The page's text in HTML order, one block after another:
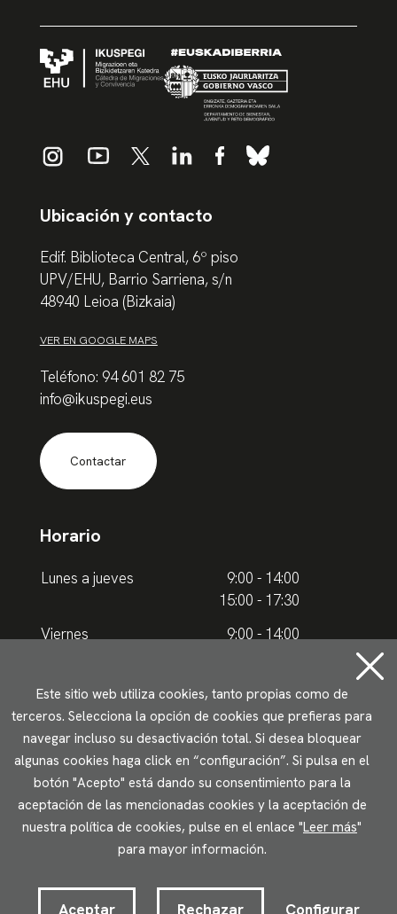
Ubicación y contacto
Edif. Biblioteca Central, 6º piso
UPV/EHU, Barrio Sarriena, s/n
48940 Leioa (Bizkaia)
VER EN GOOGLE MAPS
Teléfono: 94 601 82 75
info@ikuspegi.eus
Contactar
Horario
Lunes a jueves
9:00 - 14:00
15:00 - 17:30
Viernes
9:00 - 14:00
Horario de verano
Lunes a jueves
9.00 - 15.00
Viernes
9:00 - 14:00
Aviso legal Política de privacidad
Uso de cookies
Accesibilidad
Este sitio web utiliza cookies, tanto propias como de
terceros. Selecciona la opción de cookies que prefieras para
navegar incluso su desactivación total. Si desea bloquear
algunas cookies haga click en “configuración”. Si pulsa en el
botón "Acepto" está dando su consentimiento para la
aceptación de las mencionadas cookies y la aceptación de
nuestra política de cookies, pulse en el enlace "Leer más"
para mayor información.
Aceptar Rechazar Configurar